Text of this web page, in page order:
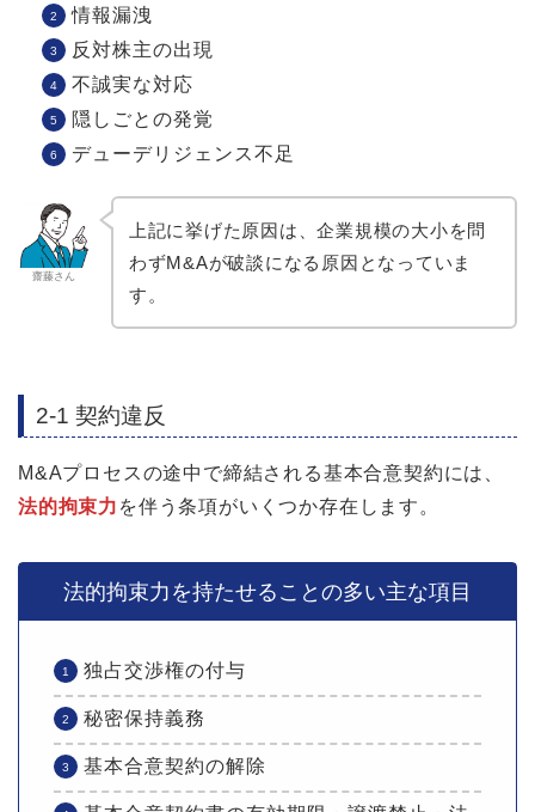
情報漏洩
反対株主の出現
不誠実な対応
隠しごとの発覚
デューデリジェンス不足
齋藤さん
上記に挙げた原因は、企業規模の大小を問
わずM&Aが破談になる原因となっていま
す。
2-1 契約違反
M&Aプロセスの途中で締結される基本合意契約には、
法的拘束力 を伴う条項がいくつか存在します。
法的拘束力を持たせることの多い主な項目
独占交渉権の付与
秘密保持義務
基本合意契約の解除